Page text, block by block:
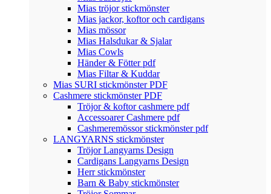
Mias tröjor stickmönster
Mias jackor, koftor och cardigans
Mias mössor
Mias Halsdukar & Sjalar
Mias Cowls
Händer & Fötter pdf
Mias Filtar & Kuddar
Mias SURI stickmönster PDF
Cashmere stickmönster PDF
Tröjor & koftor cashmere pdf
Accessoarer Cashmere pdf
Cashmeremössor stickmönster pdf
LANGYARNS stickmönster
Tröjor Langyarns Design
Cardigans Langyarns Design
Herr stickmönster
Barn & Baby stickmönster